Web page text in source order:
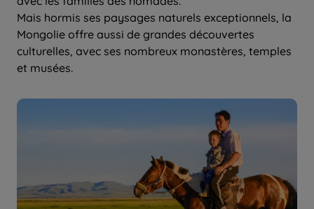
Mais hormis ses paysages naturels exceptionnels, la
Mongolie offre aussi de grandes découvertes
culturelles, avec ses nombreux monastères, temples
et musées.